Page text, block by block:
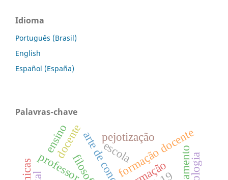
Idioma
Português (Brasil)
English
Español (España)
Palavras-chave
formação docente
pejotização
professor
docente
ensino escola